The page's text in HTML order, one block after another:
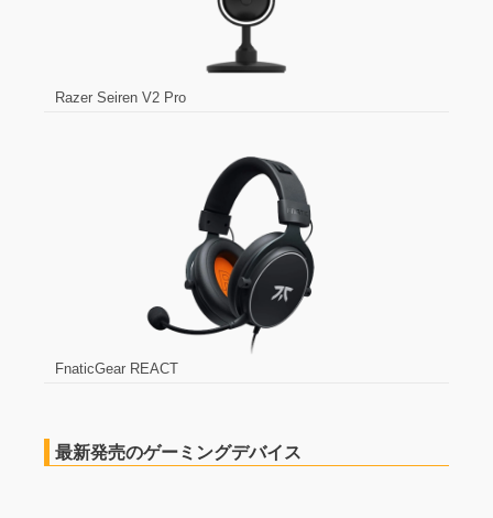
Razer Seiren V2 Pro
FnaticGear REACT
最新発売のゲーミングデバイス